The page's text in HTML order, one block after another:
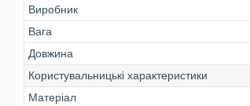
Виробник
Вага
Довжина
Користувальницькі характеристики
Матеріал